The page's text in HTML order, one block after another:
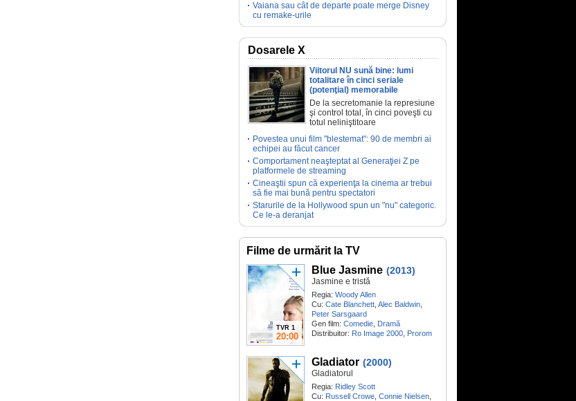
Vaiana sau cât de departe poate merge Disney
cu remake-urile
Dosarele X
Viitorul NU sună bine: lumi
totalitare în cinci seriale
(potenţial) memorabile
De la secretomanie la represiune
şi control total, în cinci poveşti cu
totul neliniştitoare
Povestea unui film "blestemat": 90 de membri ai
echipei au făcut cancer
Comportament neaşteptat al Generaţiei Z pe
platformele de streaming
Cineaştii spun că experienţa la cinema ar trebui
să fie mai bună pentru spectatori
Starurile de la Hollywood spun un "nu" categoric.
Ce le-a deranjat
Filme de urmărit la TV
TVR 1
20:00
Blue Jasmine (2013)
Jasmine e tristă
Regia: Woody Allen
Cu: Cate Blanchett Alec Baldwin
Peter Sarsgaard
Gen film: Comedie Dramă
Distribuitor: Ro Image 2000 Prorom
Gladiator (2000)
Gladiatorul
Regia: Ridley Scott
Cu: Russell Crowe Connie Nielsen